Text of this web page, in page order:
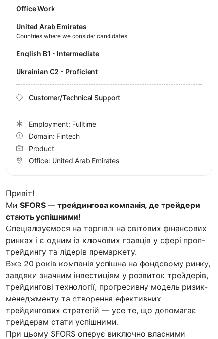
Привіт!
Ми SFORS — трейдингова компанія, де трейдери
стають успішними!
Спеціалізуємося на торгівлі на світових фінансових
ринках і є одним із ключових гравців у сфері проп-
трейдингу та лідерів премаркету.
Вже 20 років компанія успішна на фондовому ринку,
завдяки значним інвестиціям у розвиток трейдерів,
трейдингові технології, прогресивну модель ризик-
менеджменту та створення ефективних
трейдингових стратегій — усе те, що допомагає
трейдерам стати успішними.
При цьому SFORS оперує виключно власними
Office Work
United Arab Emirates
Countries where we consider candidates
English B1 - Intermediate
Ukrainian C2 - Proficient
Customer/Technical Support
Employment: Fulltime
Domain: Fintech
Product
Office: United Arab Emirates